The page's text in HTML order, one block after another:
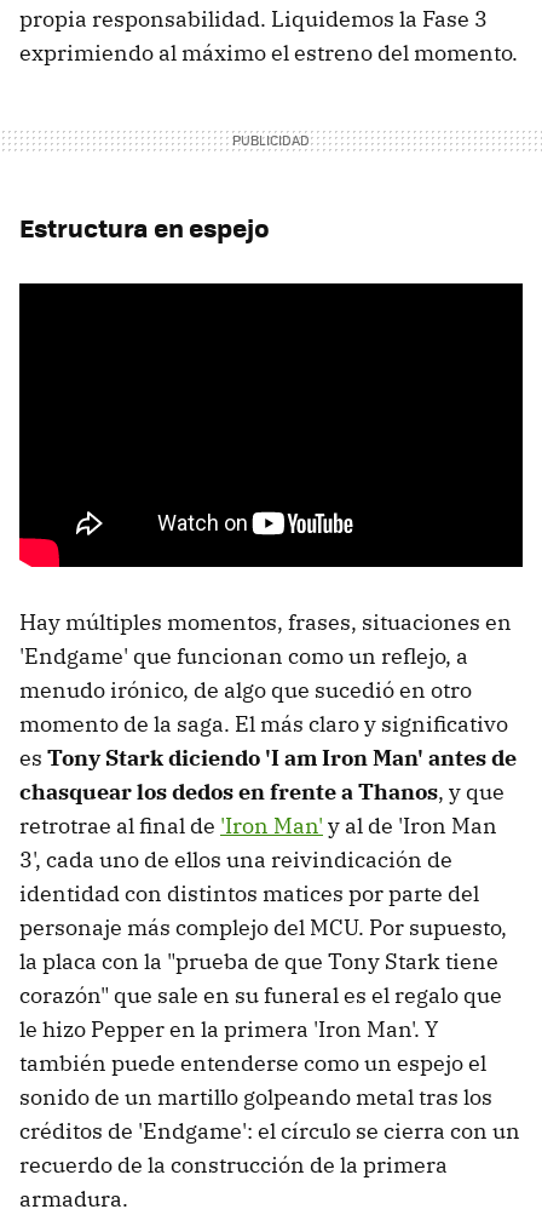
propia responsabilidad. Liquidemos la Fase 3
exprimiendo al máximo el estreno del momento.
Estructura en espejo
Hay múltiples momentos, frases, situaciones en
'Endgame' que funcionan como un reflejo, a
menudo irónico, de algo que sucedió en otro
momento de la saga. El más claro y significativo
es Tony Stark diciendo 'I am Iron Man' antes de
chasquear los dedos en frente a Thanos, y que
retrotrae al final de 'Iron Man' y al de 'Iron Man
3', cada uno de ellos una reivindicación de
identidad con distintos matices por parte del
personaje más complejo del MCU. Por supuesto,
la placa con la "prueba de que Tony Stark tiene
corazón" que sale en su funeral es el regalo que
le hizo Pepper en la primera 'Iron Man'. Y
también puede entenderse como un espejo el
sonido de un martillo golpeando metal tras los
créditos de 'Endgame': el círculo se cierra con un
recuerdo de la construcción de la primera
armadura.